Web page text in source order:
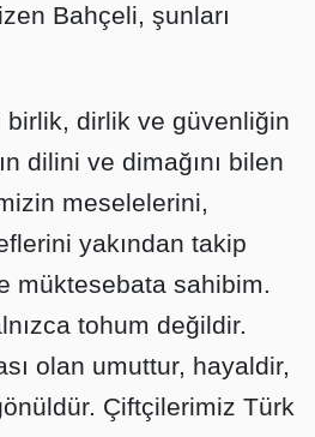
Bahçeli, şunları
birlik, dirlik ve güvenliğin
dilini ve dimağını bilen
meselelerini,
yakından takip
müktesebata sahibim.
tohum değildir.
olan umuttur, hayaldir,
Çiftçilerimiz Türk